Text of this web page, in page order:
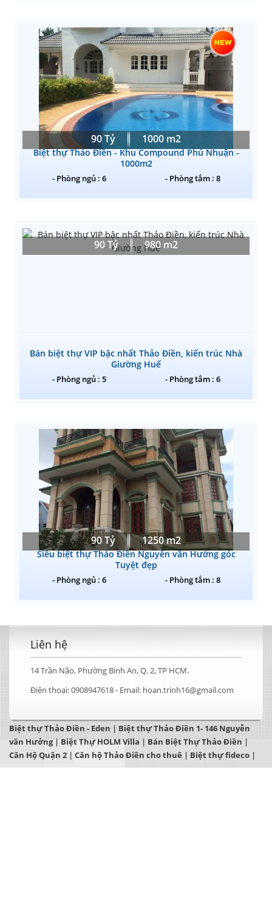
90 Tỷ 1000 m2
Biệt thự Thảo Điền - Khu Compound Phú Nhuận -
1000m2
- Phòng ngủ : 6 - Phòng tắm : 8
90 Tỷ 980 m2
Bán biệt thự VIP bậc nhất Thảo Điền, kiến trúc Nhà
Giường Huế
- Phòng ngủ : 5 - Phòng tắm : 6
90 Tỷ 1250 m2
Siêu biệt thự Thảo Điền Nguyễn văn Hưởng góc
Tuyệt đẹp
- Phòng ngủ : 6 - Phòng tắm : 8
Liên hệ
14 Trần Não, Phường Bình An, Q. 2, TP HCM.
Điện thoại:0908947618 - Email: hoan.trinh16@gmail.com
Biệt thự Thảo Điền - Eden | Biệt thự Thảo Điền 1- 146 Nguyễn
văn Hưởng|Biệt Thự HOLM Villa | Bán Biệt Thự Thảo Điền|
Căn Hộ Quận 2 | Căn hộ Thảo Điền cho thuê | Biệt thự fideco |